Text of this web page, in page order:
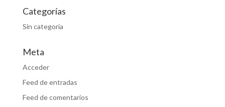
Categorías
Sin categoría
Meta
Acceder
Feed de entradas
Feed de comentarios